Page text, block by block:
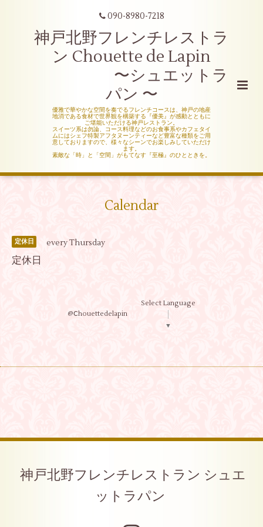
090-8980-7218
神戸北野フレンチレストラ
ン Chouette de Lapin
〜シュエットラ
パン 〜
優雅で華やかな空間を奏でるフレンチコースは、神戸の地産
地消である食材で世界観を構築する『優美』が感動とともに
ご堪能いただける神戸レストラン。
スイーツ系は勿論、コース料理などのお食事系やカフェタイ
ムにはシェフ特製アフタヌーンティーなど豊富な種類をご用
意しておりますので、様々なシーンでお楽しみしていただけ
ます。
素敵な「時」と「空間」がもてなす『至極』のひとときを。
Calendar
定休日 every Thursday
定休日
@Ⅽhouettedelapin
Select Language
▼
神戸北野フレンチレストラン シュエ
ットラパン